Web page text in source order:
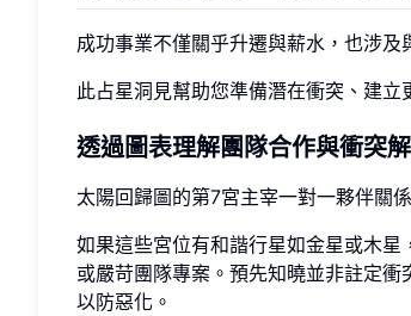
成功事業不僅關乎升遷與薪水，也涉
此占星洞見幫助您準備潛在衝突、建
透過圖表理解團隊合作與衝突
太陽回歸圖的第7宮主宰一對一夥伴關
如果這些宮位有和諧行星如金星或木
或嚴苛團隊專案。預先知曉並非註定
以防惡化。